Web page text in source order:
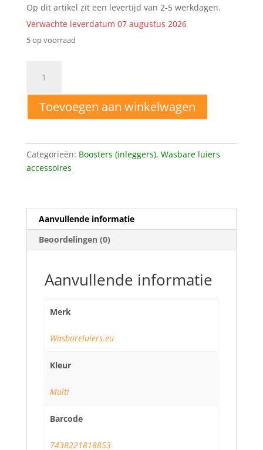
Op dit artikel zit een levertijd van 2-5 werkdagen.
Verwachte leverdatum 07 augustus 2026
5 op voorraad
Combi
pakket
boosters
aantal
Toevoegen aan winkelwagen
Categorieën: Boosters (inleggers), Wasbare luiers
accessoires
Aanvullende informatie
Beoordelingen (0)
Aanvullende informatie
Merk
Wasbareluiers.eu
Kleur
Multi
Barcode
7438221818853